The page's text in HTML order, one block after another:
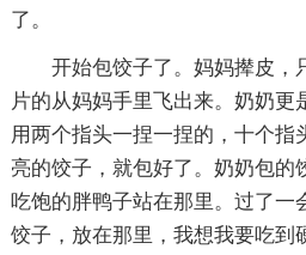
了。
开始包饺子了。妈妈撵皮，
片的从妈妈手里飞出来。奶奶更
用两个指头一捏一捏的，十个指
亮的饺子，就包好了。奶奶包的
吃饱的胖鸭子站在那里。过了一
饺子，放在那里，我想我要吃到